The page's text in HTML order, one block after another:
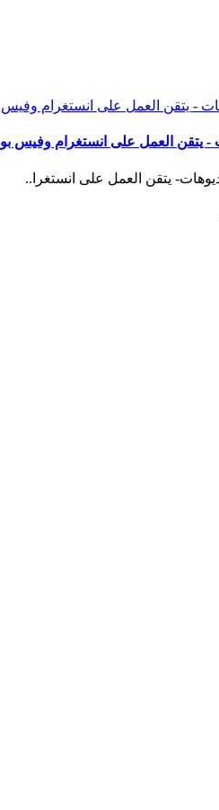
- يتقن العمل على انستغرام وفيس بو
يتقن العمل على انستغرا..